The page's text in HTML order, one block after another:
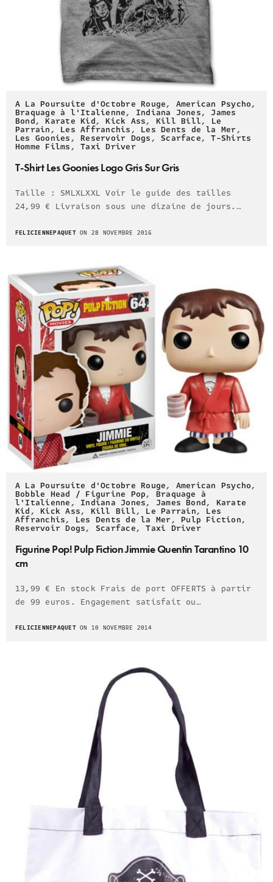
A La Poursuite d'Octobre Rouge, American Psycho,
Braquage à l'Italienne, Indiana Jones, James
Bond,Karate Kid,Kick Ass, Kill Bill, Le
Parrain, Les Affranchis, Les Dents de la Mer,
Les Goonies,Reservoir Dogs,Scarface,T-Shirts
Homme Films,Taxi Driver
T-Shirt Les Goonies Logo Gris Sur Gris
Taille : SMLXLXXL Voir le guide des tailles
24,99 € Livraison sous une dizaine de jours.…
FELICIENNEPAQUETON 28 NOVEMBRE 2016
A La Poursuite d'Octobre Rouge, American Psycho,
Bobble Head / Figurine Pop, Braquage à
l'Italienne, Indiana Jones, James Bond, Karate
Kid,Kick Ass, Kill Bill, Le Parrain, Les
Affranchis, Les Dents de la Mer,Pulp Fiction,
Reservoir Dogs, Scarface,Taxi Driver
Figurine Pop! Pulp Fiction Jimmie Quentin Tarantino 10
cm
13,99 € En stock Frais de port OFFERTS à partir
de 99 euros. Engagement satisfait ou…
FELICIENNEPAQUETON 10 NOVEMBRE 2014